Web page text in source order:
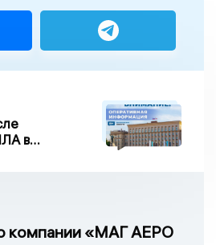
в
компании «МАГ АЕРО